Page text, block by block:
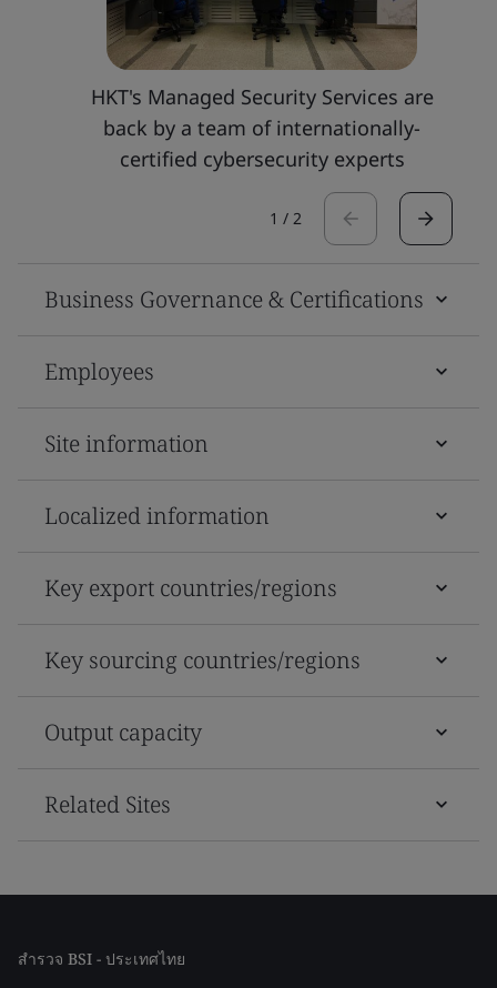
HKT's Managed Security Services are
back by a team of internationally-
certified cybersecurity experts
1 / 2
Business Governance & Certifications
Employees
Site information
Localized information
Key export countries/regions
Key sourcing countries/regions
Output capacity
Related Sites
สำรวจ BSI - ประเทศไทย